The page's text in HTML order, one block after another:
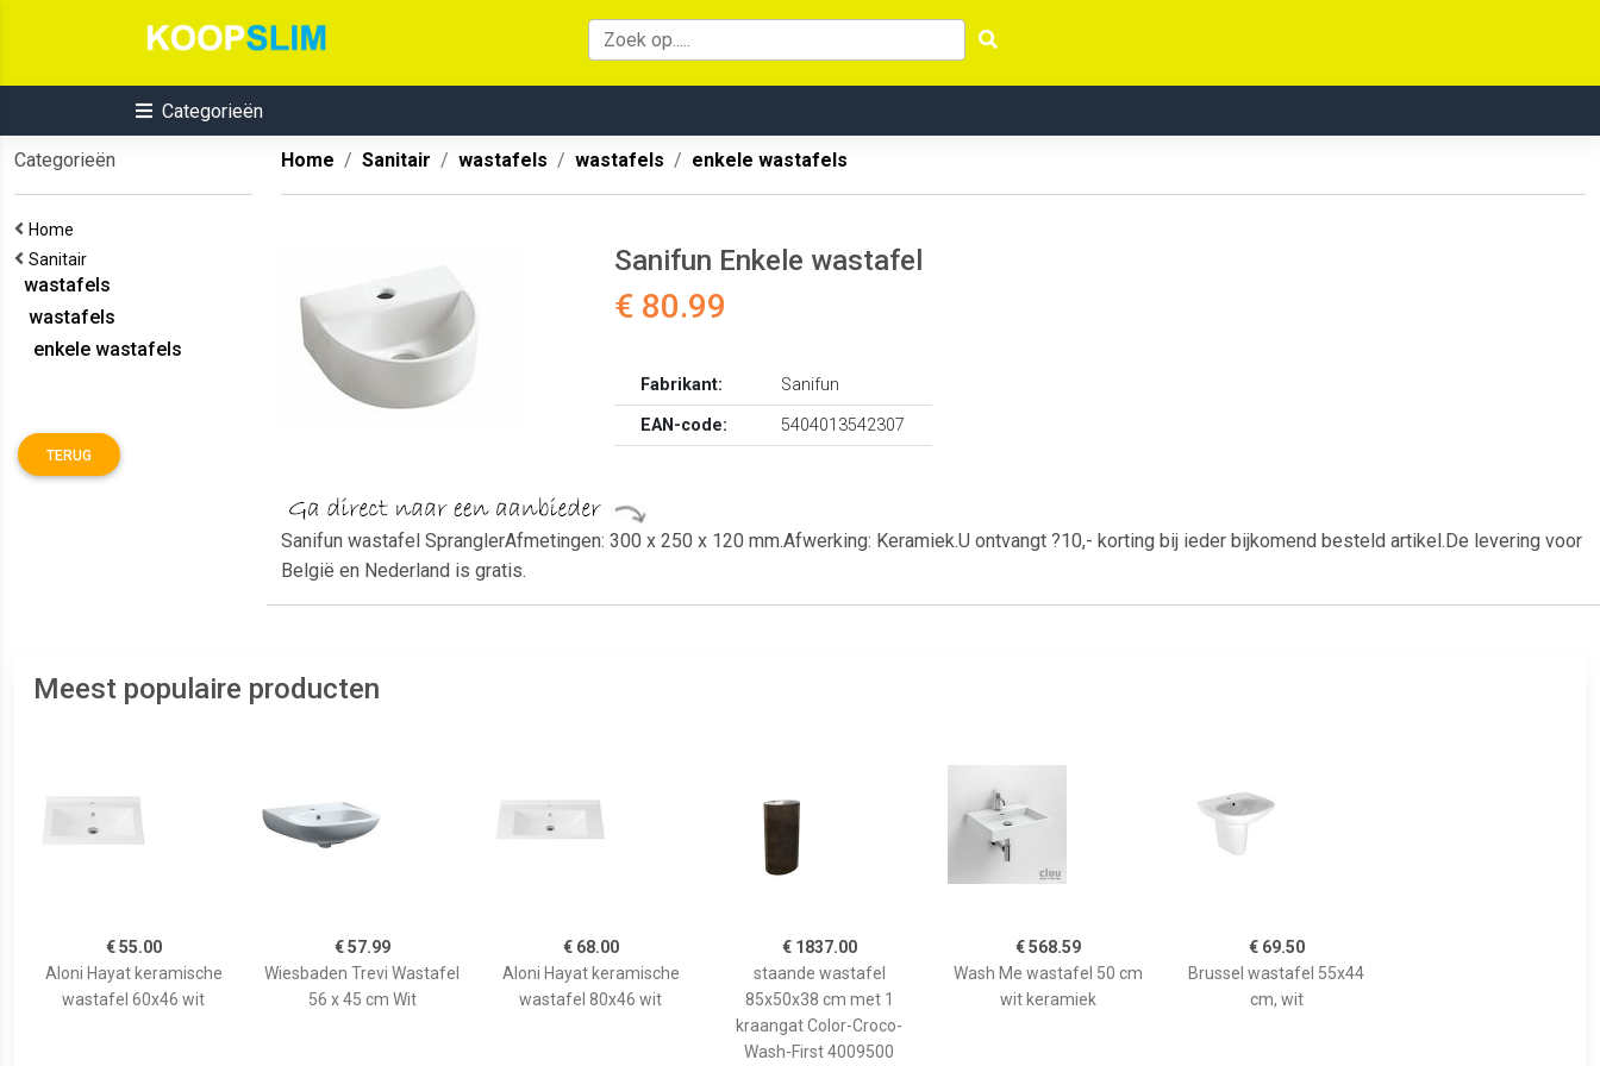
Categorieën
Categorieën
Home
Sanitair
wastafels
wastafels
enkele wastafels
TERUG
Home Sanitair wastafels wastafels enkele wastafels
Sanifun Enkele wastafel
€ 80.99
Fabrikant:
Sanifun
EAN-code:
5404013542307
Sanifun wastafel SpranglerAfmetingen: 300 x 250 x 120 mm.Afwerking: Keramiek.U ontvangt ?10,- korting bij ieder bijkomend besteld artikel.De levering voor
België en Nederland is gratis.
Meest populaire producten
€ 55.00
Aloni Hayat keramische
wastafel 60x46 wit
€ 57.99
Wiesbaden Trevi Wastafel
56 x 45 cm Wit
€ 68.00
Aloni Hayat keramische
wastafel 80x46 wit
€ 1837.00
staande wastafel
85x50x38 cm met 1
kraangat Color-Croco-
Wash-First 4009500
€ 568.59
Wash Me wastafel 50 cm
wit keramiek
€ 69.50
Brussel wastafel 55x44
cm, wit